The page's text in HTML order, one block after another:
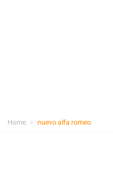
Home nuevo alfa romeo